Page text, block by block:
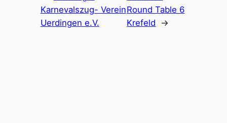
Karnevalszug- Verein
Uerdingen e.V.
Round Table 6
Krefeld
→